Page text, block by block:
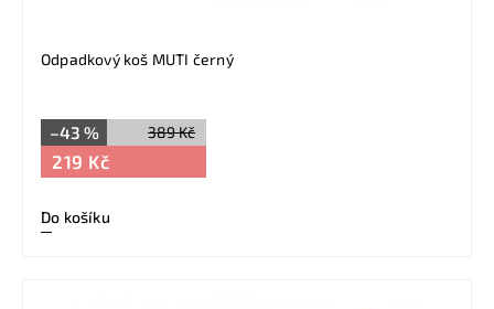
Odpadkový koš MUTI černý
389 Kč
–43 %
219 Kč
Do košíku